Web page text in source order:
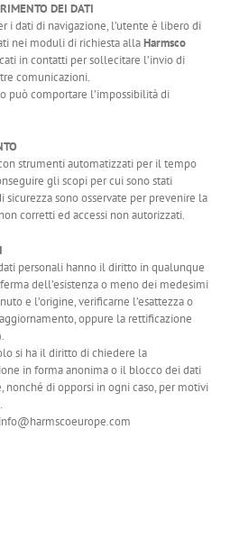
DEI DATI
i dati di navigazione, l’utente è libero di
nei moduli di richiesta allaHarmsco
in contatti per sollecitare l’invio di
comunicazioni.
può comportare l’impossibilità di
strumenti automatizzati per il tempo
gli scopi per cui sono stati
sono osservate per prevenire la
corretti ed accessi non autorizzati.
personali hanno il diritto in qualunque
dell’esistenza o meno dei medesimi
e l’origine, verificarne l’esattezza o
oppure la rettificazione
si ha il diritto di chiedere la
in forma anonima o il blocco dei dati
di opporsi in ogni caso, per motivi